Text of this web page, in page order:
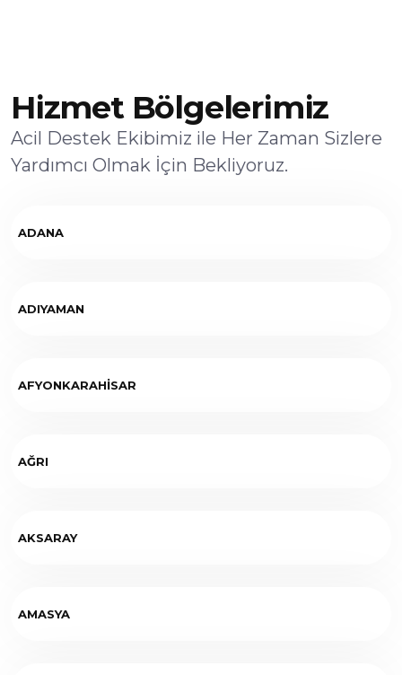
Hizmet Bölgelerimiz
Acil Destek Ekibimiz ile Her Zaman Sizlere
Yardımcı Olmak İçin Bekliyoruz.
ADANA
ADIYAMAN
AFYONKARAHİSAR
AĞRI
AKSARAY
AMASYA